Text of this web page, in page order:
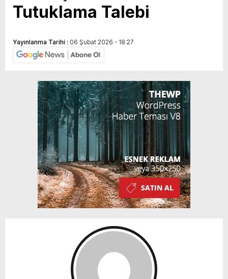
Tutuklama Talebi
Yayınlanma Tarihi : 06 Şubat 2026 - 18:27